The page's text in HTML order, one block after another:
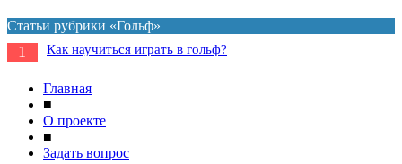
Статьи рубрики «Гольф»
1 Как научиться играть в гольф?
Главная
■
О проекте
■
Задать вопрос